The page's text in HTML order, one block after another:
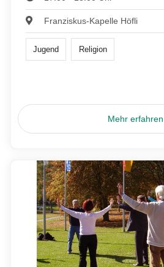
Franziskus-Kapelle Höfli
Jugend Religion
Mehr erfahren